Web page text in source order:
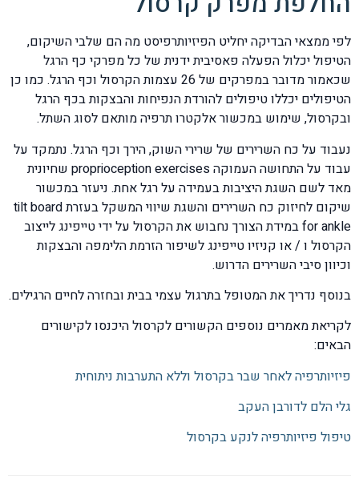
לפי ממצאי הבדיקה יחליט הפיזיותרפיסט מה הם שלבי השיקום,
הטיפול יכלול הפעלה פאסיבית ידנית של כל מפרקי כף הרגל
שכאמור מדובר במפרקים של 26 עצמות הקרסול וכף הרגל. כמו כן
הטיפולים יכללו טיפולים להורדת הנפיחות והבצקות בכף הרגל
ובקרסול, שימוש במכשור אלקטרו תרפיה מותאם לסוג השתל.
נעבוד על כח השרירים של שרירי השוק, הירך וכף הרגל. נתמקד על
עבוד על התחושה העמוקה proprioception exercises שחיונית
מאד לשם השגת היציבות בעמידה על רגל אחת. ניעזר במכשור
שיקום לחיזוק כח השרירים והשגת שיווי המשקל בעזרת tilt board
for ankle במידת הצורך נחבוש את הקרסול על ידי טייפינג לייצוב
הקרסול ו / או קניזיו טייפינג לשיפור הזרמת הלימפה והבצקות
וכיוון סיבי השרירים הדרוש.
בנוסף נדריך את המטופל בתרגול עצמי בבית ובחזרה לחיים הרגילים.
לקריאת מאמרים נוספים הקשורים לקרסול היכנסו לקישורים
הבאים:
פיזיותרפיה לאחר שבר בקרסול וללא התערבות ניתוחית
גלי הלם לדורבן העקב
טיפול פיזיותרפיה לנקע בקרסול